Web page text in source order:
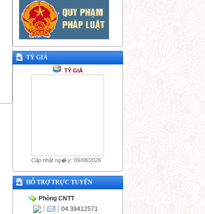
TỶ GIÁ
TỶ GIÁ
Cập nhật ng� y: 09/08/2026
HỖ TRỢ TRỰC TUYẾN
Phòng CNTT
04.39412571